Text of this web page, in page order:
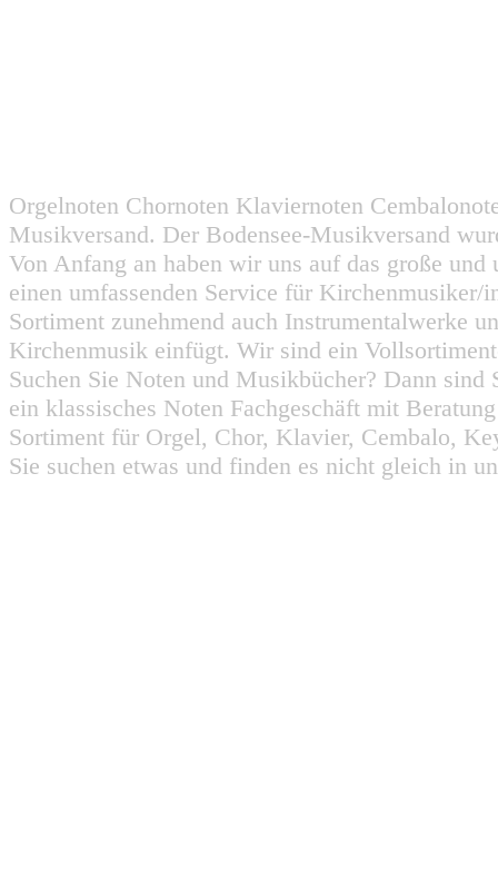
Orgelnoten Chornoten Klaviernoten
Musikversand. Der Bodensee-Musikversand
Von Anfang an haben wir uns auf das große
einen umfassenden Service für
Sortiment zunehmend auch Instrumentalwerke
Kirchenmusik einfügt. Wir sind ein
Suchen Sie Noten und Musikbücher? Dann
ein klassisches Noten Fachgeschäft mit
Sortiment für Orgel, Chor, Klavier, Cembalo,
Sie suchen etwas und finden es nicht gleich in